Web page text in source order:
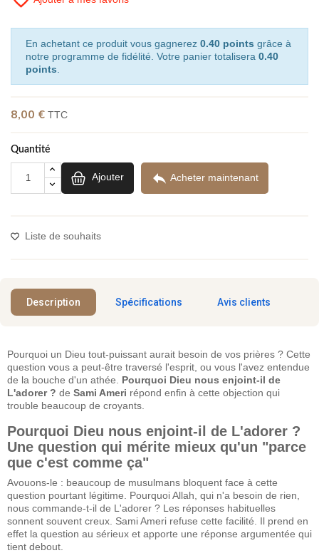
En achetant ce produit vous gagnerez 0.40 points grâce à
notre programme de fidélité. Votre panier totalisera 0.40
points
8,00 € TTC
Quantité
Ajouter  Acheter maintenant
Liste de souhaits
Description Spécifications Avis clients
Pourquoi un Dieu tout-puissant aurait besoin de vos prières ? Cette
question vous a peut-être traversé l'esprit, ou vous l'avez entendue
de la bouche d'un athée. Pourquoi Dieu nous enjoint-il de
L'adorer ? de Sami Ameri répond enfin à cette objection qui
trouble beaucoup de croyants.
Pourquoi Dieu nous enjoint-il de L'adorer ?
Une question qui mérite mieux qu'un "parce
que c'est comme ça"
Avouons-le : beaucoup de musulmans bloquent face à cette
question pourtant légitime. Pourquoi Allah, qui n'a besoin de rien,
nous commande-t-il de L'adorer ? Les réponses habituelles
sonnent souvent creux. Sami Ameri refuse cette facilité. Il prend en
effet la question au sérieux et apporte une réponse argumentée qui
tient debout.